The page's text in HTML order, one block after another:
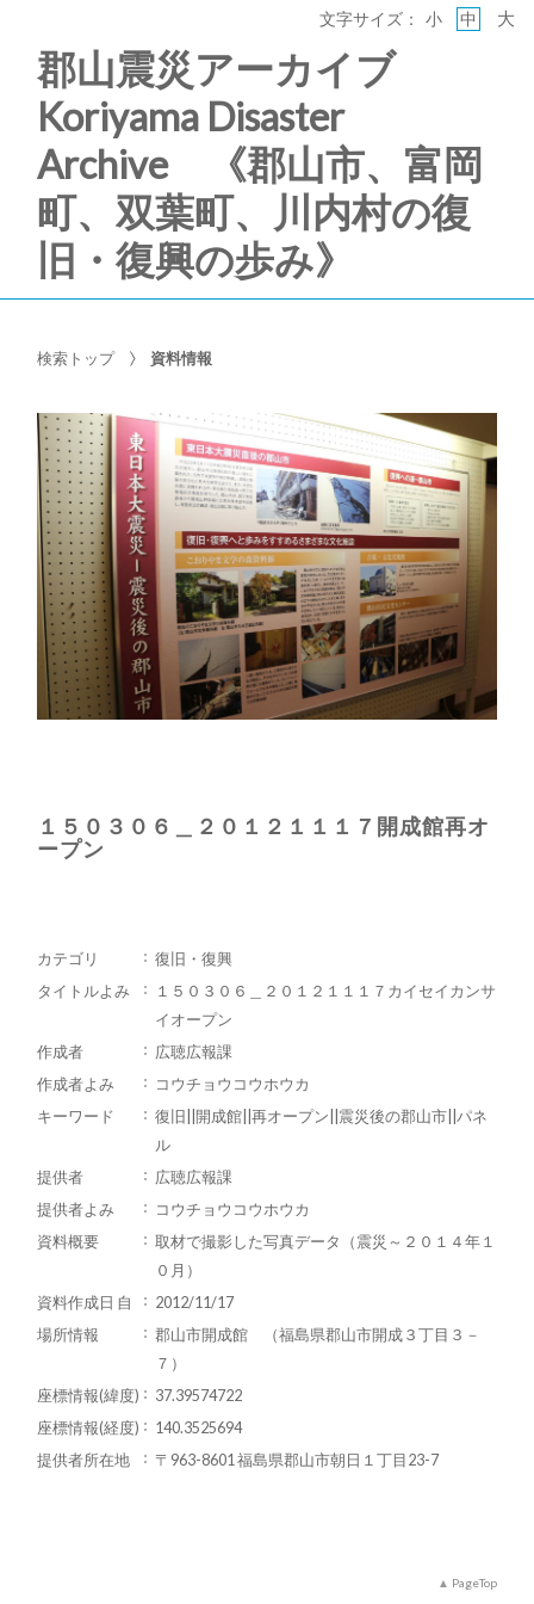
郡山震災アーカイブ
Koriyama Disaster
Archive 《郡山市、富岡
町、双葉町、川内村の復
旧・復興の歩み》
文字サイズ： 小 中 大
検索トップ 資料情報
１５０３０６＿２０１２１１１７開成館再オ
ープン
カテゴリ
復旧・復興
タイトルよみ
１５０３０６＿２０１２１１１７カイセイカンサ
イオープン
作成者
広聴広報課
作成者よみ
コウチョウコウホウカ
キーワード
復旧||開成館||再オープン||震災後の郡山市||パネ
ル
提供者
広聴広報課
提供者よみ
コウチョウコウホウカ
資料概要
取材で撮影した写真データ（震災～２０１４年１
０月）
資料作成日 自
2012/11/17
場所情報
郡山市開成館 （福島県郡山市開成３丁目３－
７）
座標情報(緯度)
37.39574722
座標情報(経度)
140.3525694
提供者所在地
〒963-8601 福島県郡山市朝日１丁目23-7
PageTop